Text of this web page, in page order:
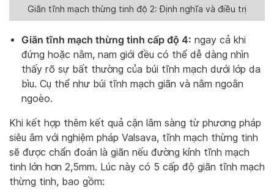
Giãn tĩnh mạch thừng tinh độ 2: Định nghĩa và điều trị
Giãn tĩnh mạch thừng tinh cấp độ 4: ngay cả khi
đứng hoặc nằm, nam giới đều có thể dễ dàng nhìn
thấy rõ sự bất thường của búi tĩnh mạch dưới lớp da
bìu. Cụ thể như búi tĩnh mạch giãn và nằm ngoằn
ngoèo.
Khi kết hợp thêm kết quả cận lâm sàng từ phương pháp
siêu âm với nghiệm pháp Valsava, tĩnh mạch thừng tinh
sẽ được chẩn đoán là giãn nếu đường kính tĩnh mạch
tinh lớn hơn 2,5mm. Lúc này có 5 cấp độ giãn tĩnh mạch
thừng tinh, bao gồm: